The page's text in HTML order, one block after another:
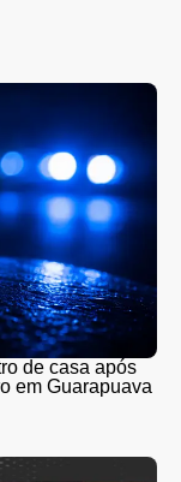
de casa após
em Guarapuava